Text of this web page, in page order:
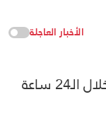
الأخبار العاجلة
قتيلان و6 جرحى في 6 حوادث سير خلال الـ24 ساعة